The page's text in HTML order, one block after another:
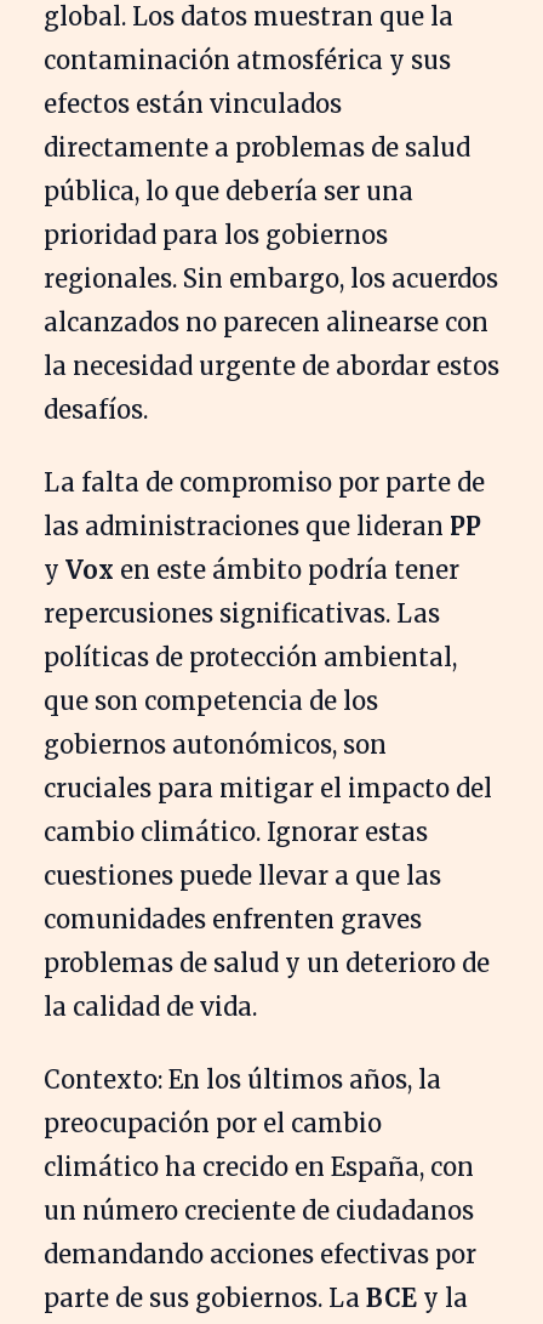
global. Los datos muestran que la
contaminación atmosférica y sus
efectos están vinculados
directamente a problemas de salud
pública, lo que debería ser una
prioridad para los gobiernos
regionales. Sin embargo, los acuerdos
alcanzados no parecen alinearse con
la necesidad urgente de abordar estos
desafíos.
La falta de compromiso por parte de
las administraciones que lideran PP
y Vox en este ámbito podría tener
repercusiones significativas. Las
políticas de protección ambiental,
que son competencia de los
gobiernos autonómicos, son
cruciales para mitigar el impacto del
cambio climático. Ignorar estas
cuestiones puede llevar a que las
comunidades enfrenten graves
problemas de salud y un deterioro de
la calidad de vida.
Contexto: En los últimos años, la
preocupación por el cambio
climático ha crecido en España, con
un número creciente de ciudadanos
demandando acciones efectivas por
parte de sus gobiernos. La BCE y la